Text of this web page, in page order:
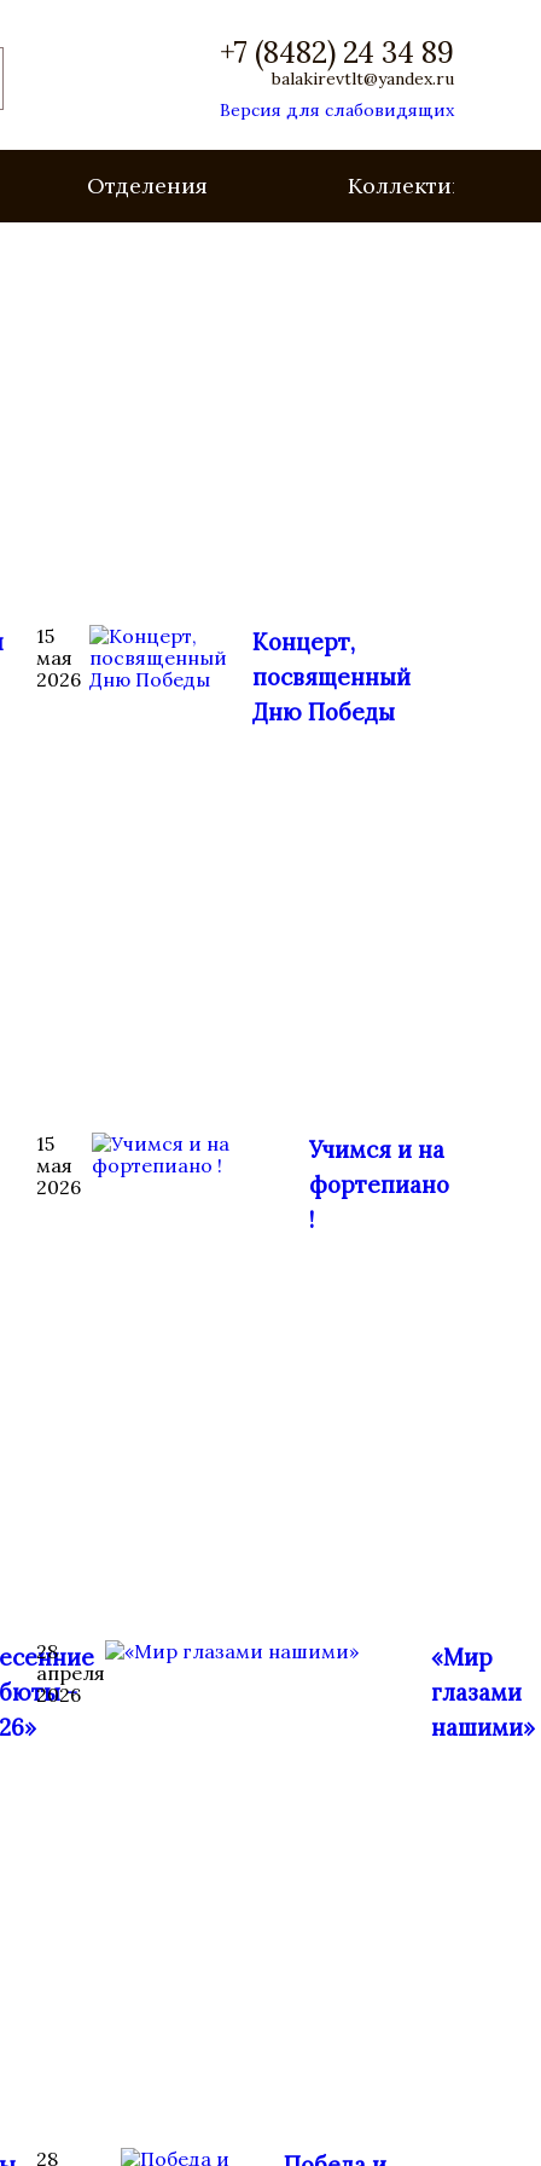
+7 (8482) 24 34 89
balakirevtlt@yandex.ru
Версия для слабовидящих
Отделения Коллективы
15
мая
2026
Концерт,
посвященный
Дню Победы
15
мая
2026
Учимся и на
фортепиано
!
-
28
апреля
2026
«Мир
глазами
нашими»
28